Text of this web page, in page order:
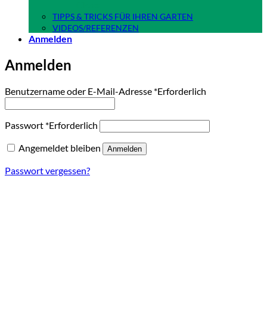
TIPPS & TRICKS FÜR IHREN GARTEN
VIDEOS/REFERENZEN
Anmelden
Anmelden
Benutzername oder E-Mail-Adresse *Erforderlich
Passwort *Erforderlich
Angemeldet bleiben
Anmelden
Passwort vergessen?